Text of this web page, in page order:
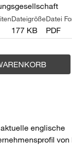
Dateigröße
177 KB
Datei
PDF
englische
von